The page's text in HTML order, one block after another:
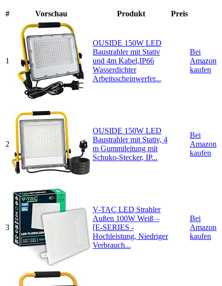
# Vorschau Produkt Preis
1
OUSIDE 150W LED
Baustrahler mit Stativ
und 4m Kabel,IP66
Wasserdichter
Arbeitsscheinwerfer...
Bei
Amazon
kaufen
2
OUSIDE 150W LED
Baustrahler mit Stativ, 4
m Gummileitung mit
Schuko-Stecker, IP...
Bei
Amazon
kaufen
3
V-TAC LED Strahler
Außen 100W Weiß –
[E-SERIES -
Hochleistung, Niedriger
Verbrauch...
Bei
Amazon
kaufen